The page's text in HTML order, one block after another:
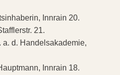
Innrain 20.
21.
a. d. Handelsakademie,
Innrain 18.